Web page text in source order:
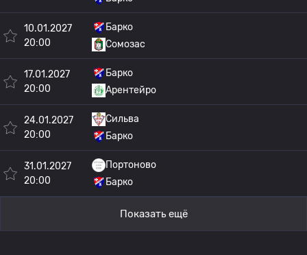
10.01.2027
20:00
Барко
Сомозас
17.01.2027
20:00
Барко
Арентейро
24.01.2027
20:00
Сильва
Барко
31.01.2027
20:00
Портоново
Барко
Показать ещё